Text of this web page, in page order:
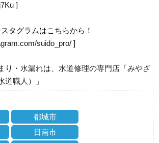
]
タグラムはこちらから！
suido_pro/ ]
り・水漏れは、水道修理の専門店「みやざ
道職人）」
都城市
日南市